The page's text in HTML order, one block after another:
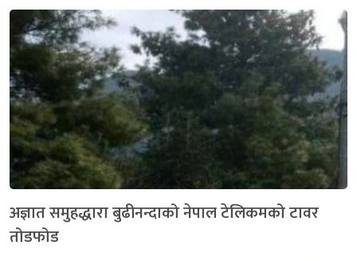
अज्ञात समुहद्धारा बुढीनन्दाको नेपाल टेलिकमको टावर
तोडफोड